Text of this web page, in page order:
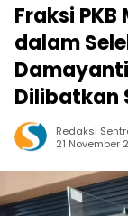
Fraksi
dalam
Dilibatkan
Redaksi
21 November